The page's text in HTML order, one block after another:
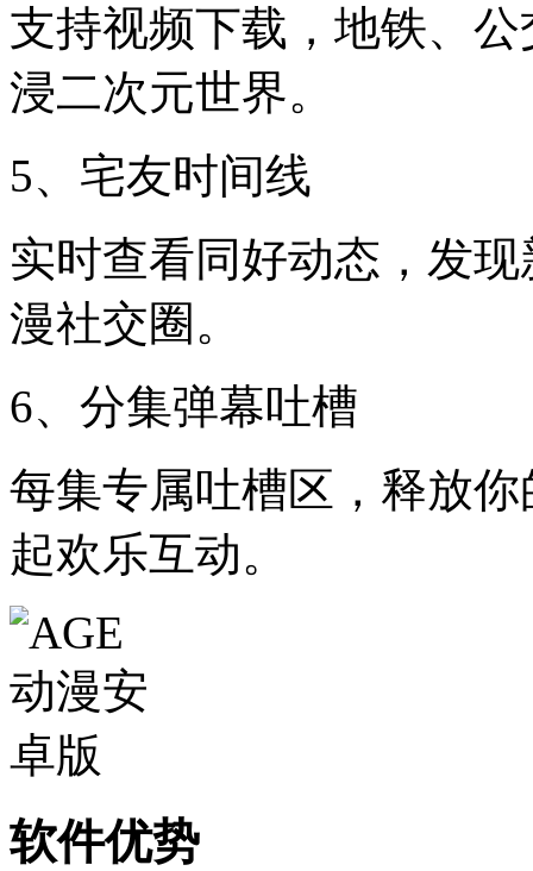
支持视频下载，地铁、
浸二次元世界。
5、宅友时间线
实时查看同好动态，发
漫社交圈。
6、分集弹幕吐槽
每集专属吐槽区，释放
起欢乐互动。
软件优势